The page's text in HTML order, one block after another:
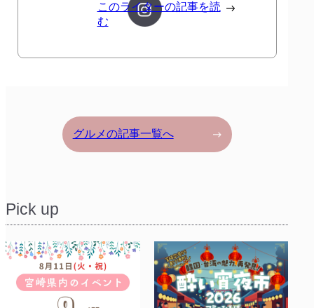
このライターの記事を読
む
グルメの記事一覧へ
Pick up